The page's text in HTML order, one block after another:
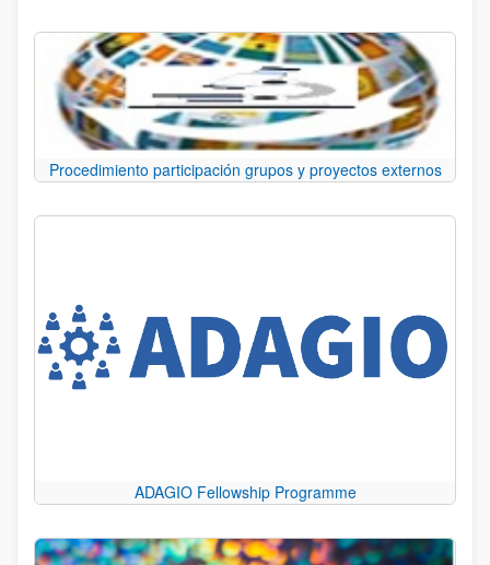
Procedimiento participación grupos y proyectos externos
ADAGIO Fellowship Programme